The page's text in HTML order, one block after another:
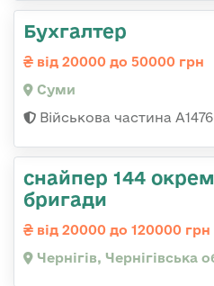
Бухгалтер
від 20000 до 50000 грн
Суми
Військова частина А1476
снайпер 144
бригади
від 20000 до 120000 грн
Чернігів, Чернігівська